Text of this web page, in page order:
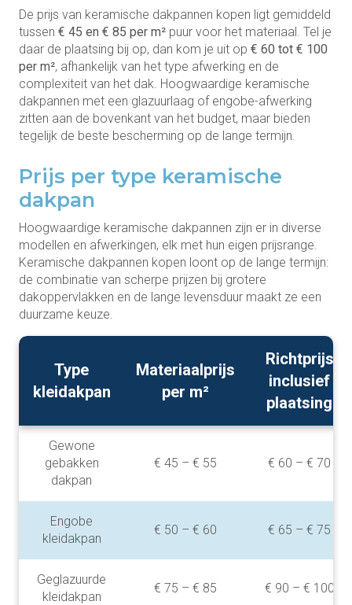
De prijs van keramische dakpannen kopen ligt gemiddeld
tussen € 45 en € 85 per m² puur voor het materiaal. Tel je
daar de plaatsing bij op, dan kom je uit op € 60 tot € 100
per m², afhankelijk van het type afwerking en de
complexiteit van het dak. Hoogwaardige keramische
dakpannen met een glazuurlaag of engobe-afwerking
zitten aan de bovenkant van het budget, maar bieden
tegelijk de beste bescherming op de lange termijn.
Prijs per type keramische
dakpan
Hoogwaardige keramische dakpannen zijn er in diverse
modellen en afwerkingen, elk met hun eigen prijsrange.
Keramische dakpannen kopen loont op de lange termijn:
de combinatie van scherpe prijzen bij grotere
dakoppervlakken en de lange levensduur maakt ze een
duurzame keuze.
Type
kleidakpan
Materiaalprijs
per m²
Richtprijs
inclusief
plaatsing
Gewone
gebakken
dakpan
€ 45 – € 55 € 60 – € 70
Engobe
kleidakpan
€ 50 – € 60 € 65 – € 75
Geglazuurde
kleidakpan
€ 75 – € 85 € 90 – € 100